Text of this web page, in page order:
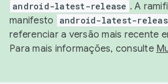
android-latest-release . A
manifesto
android-latest-
referenciar a versão mais recente
Para mais informações, consulte